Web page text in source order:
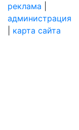
реклама
администрация
карта сайта